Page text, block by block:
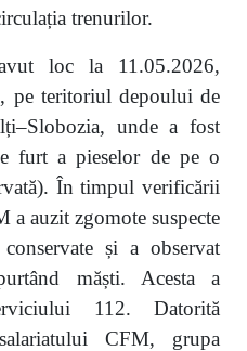
trenurilor.
loc la 11.05.2026,
pe teritoriul depoului de
unde a fost
furt a pieselor de pe o
În timpul verificării
auzit zgomote suspecte
și a observat
măști. Acesta a
112. Datorită
CFM, grupa